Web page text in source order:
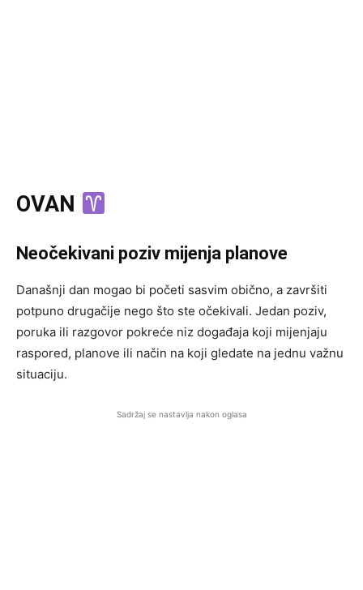
OVAN
Neočekivani poziv mijenja planove
Današnji dan mogao bi početi sasvim obično, a završiti
potpuno drugačije nego što ste očekivali. Jedan poziv,
poruka ili razgovor pokreće niz događaja koji mijenjaju
raspored, planove ili način na koji gledate na jednu važnu
situaciju.
Sadržaj se nastavlja nakon oglasa